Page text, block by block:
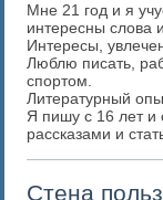
Мне 21 год и я
интересны слова
Интересы,
Люблю писать,
спортом.
Литературный
Я пишу с 16 лет и
рассказами и
Стена